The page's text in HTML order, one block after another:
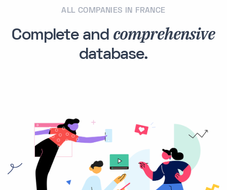
ALL COMPANIES IN FRANCE
Complete and comprehensive
database.